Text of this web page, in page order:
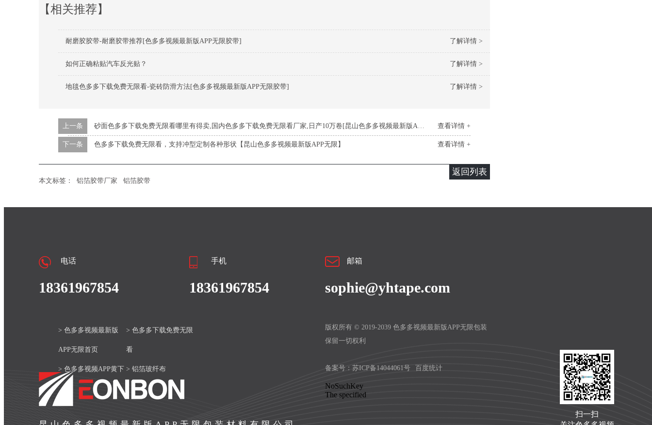
【相关推荐】
了解详情 >
耐磨胶胶带-耐磨胶带推荐[色多多视频最新版APP无限胶带]
了解详情 >
如何正确粘贴汽车反光贴？
了解详情 >
地毯色多多下载免费无限看-瓷砖防滑方法[色多多视频最新版APP无限胶带]
查看详情 +
上一条 砂面色多多下载免费无限看哪里有得卖,国内色多多下载免费无限看厂家,日产10万卷[昆山色多多视频最新版APP无限]
查看详情 +
下一条 色多多下载免费无限看，支持冲型定制各种形状【昆山色多多视频最新版APP无限】
返回列表
本文标签： 铝箔胶带厂家 铝箔胶带
电话
18361967854
手机
18361967854
邮箱
sophie@yhtape.com
> 色多多视频最新版
APP无限首页
> 色多多下载免费无限
看
> 色多多视频APP黄下
载安装官网
> 铝箔玻纤布
> 产品中心
> 色多多视频最新版
版权所有 © 2019-2039 色多多视频最新版APP无限包装
保留一切权利
备案号： 苏ICP备14044061号 百度统计
扫一扫